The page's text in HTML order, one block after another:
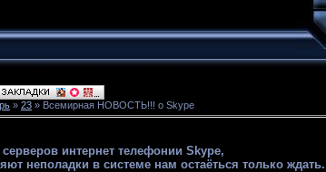
» 23 » Всемирная НОВОСТЬ!!! о Skype
интернет телефонии Skype,
неполадки в системе нам остаёться только ждать.